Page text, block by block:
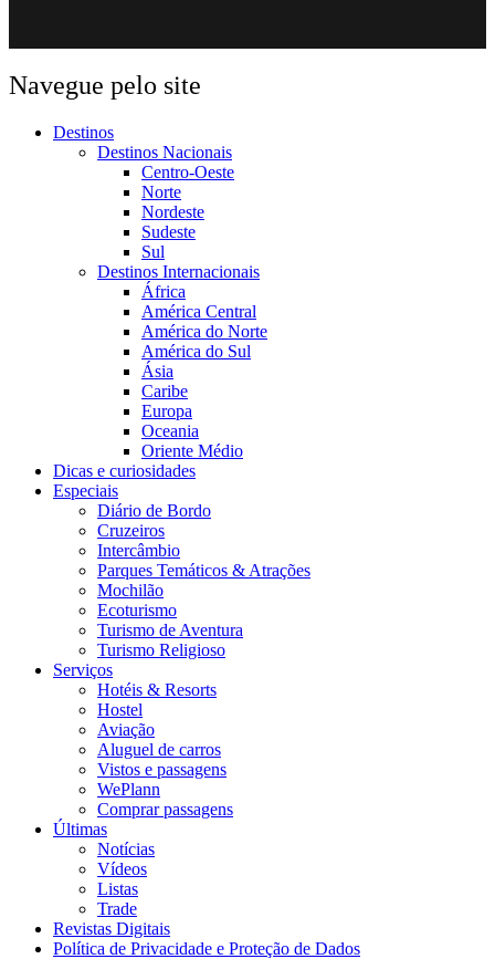
Navegue pelo site
Destinos
Destinos Nacionais
Centro-Oeste
Norte
Nordeste
Sudeste
Sul
Destinos Internacionais
África
América Central
América do Norte
América do Sul
Ásia
Caribe
Europa
Oceania
Oriente Médio
Dicas e curiosidades
Especiais
Diário de Bordo
Cruzeiros
Intercâmbio
Parques Temáticos & Atrações
Mochilão
Ecoturismo
Turismo de Aventura
Turismo Religioso
Serviços
Hotéis & Resorts
Hostel
Aviação
Aluguel de carros
Vistos e passagens
WePlann
Comprar passagens
Últimas
Notícias
Vídeos
Listas
Trade
Revistas Digitais
Política de Privacidade e Proteção de Dados